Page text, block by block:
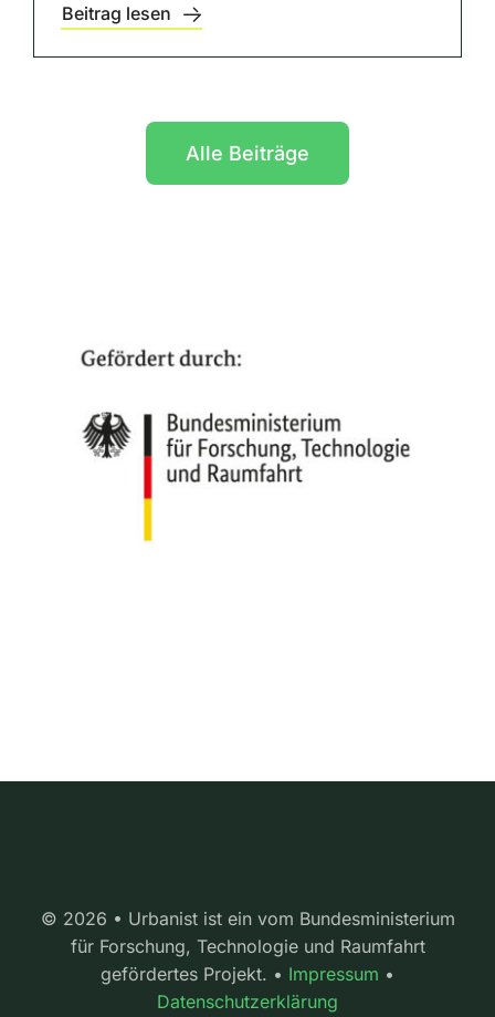
Beitrag lesen
Alle Beiträge
© 2026 • Urbanist ist ein vom Bundesministerium
für Forschung, Technologie und Raumfahrt
gefördertes Projekt. • Impressum •
Datenschutzerklärung